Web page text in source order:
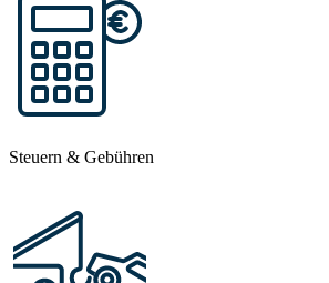
Steuern & Gebühren